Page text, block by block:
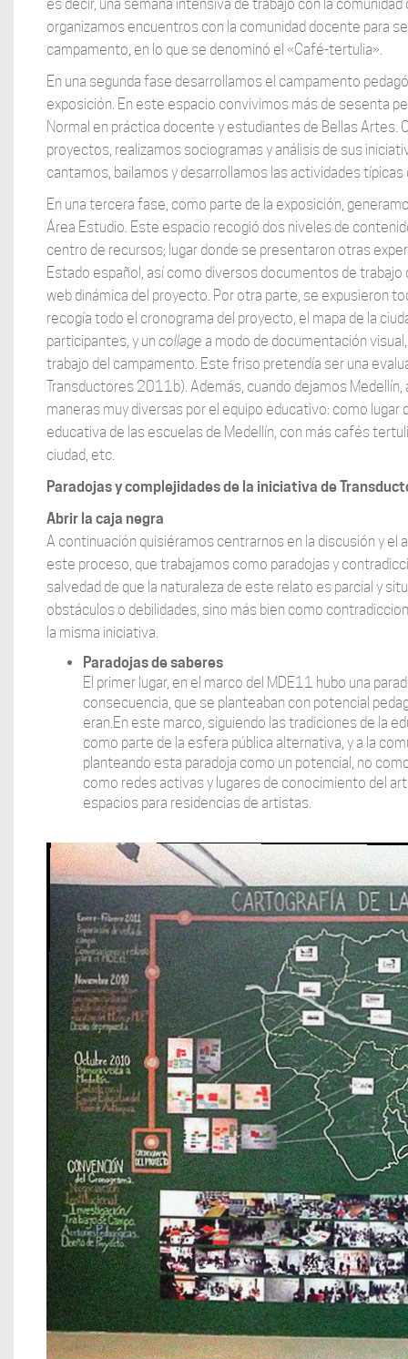
es decir, una semana intensiva de trabajo con la
organizamos encuentros con la comunidad docente para
campamento, en lo que se denominó el «Café-tertulia».
En una segunda fase desarrollamos el campamento
exposición. En este espacio convivimos más de sesenta
Normal en práctica docente y estudiantes de Bellas
proyectos, realizamos sociogramas y análisis de sus
cantamos, bailamos y desarrollamos las actividades
En una tercera fase, como parte de la exposición,
Área Estudio. Este espacio recogió dos niveles de
centro de recursos; lugar donde se presentaron otras
Estado español, así como diversos documentos de
web dinámica del proyecto. Por otra parte, se expusieron
recogía todo el cronograma del proyecto, el mapa de la
participantes, y un collage a modo de documentación
trabajo del campamento. Este friso pretendía ser una
Transductores 2011b). Además, cuando dejamos
maneras muy diversas por el equipo educativo: como
educativa de las escuelas de Medellín, con más cafés
ciudad, etc.
Paradojas y complejidades de la iniciativa de
Abrir la caja negra
A continuación quisiéramos centrarnos en la discusión y
este proceso, que trabajamos como paradojas y
salvedad de que la naturaleza de este relato es parcial y
obstáculos o debilidades, sino más bien como
la misma iniciativa.
Paradojas de saberes
El primer lugar, en el marco del MDE11 hubo una
consecuencia, que se planteaban con potencial
eran.En este marco, siguiendo las tradiciones de la
como parte de la esfera pública alternativa, y a la
planteando esta paradoja como un potencial, no
como redes activas y lugares de conocimiento del
espacios para residencias de artistas.